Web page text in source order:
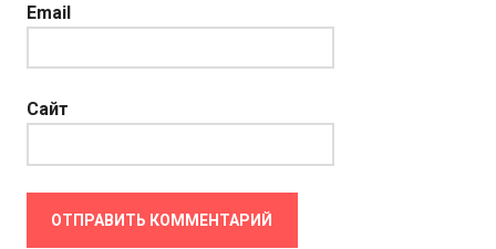
Email
Сайт